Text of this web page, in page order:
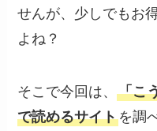
せんが、少しでもお
よね？
そこで今回は、「こ
で読めるサイトを調